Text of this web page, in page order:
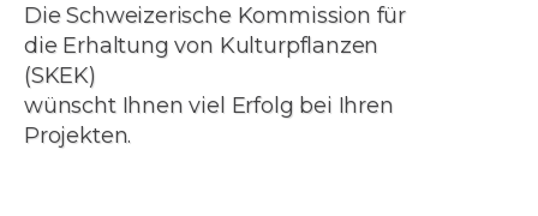
Die Schweizerische Kommission für
die Erhaltung von Kulturpflanzen
(SKEK)
wünscht Ihnen viel Erfolg bei Ihren
Projekten.